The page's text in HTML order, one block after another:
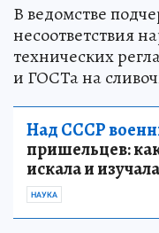
В ведомстве
несоответствия
технических
и ГОСТа на
Над СССР
пришельцев:
искала и
НАУКА